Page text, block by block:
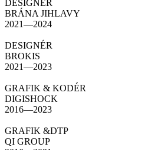
DESIGNÉR
BRÁNA JIHLAVY
2021—2024
DESIGNÉR
BROKIS
2021—2023
GRAFIK & KODÉR
DIGISHOCK
2016—2023
GRAFIK &DTP
QI GROUP